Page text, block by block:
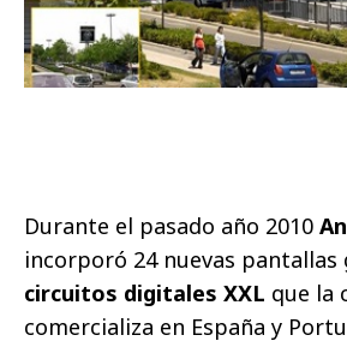
Durante el pasado año 2010
incorporó 24 nuevas pantallas
circuitos digitales XXL que la
comercializa en España y